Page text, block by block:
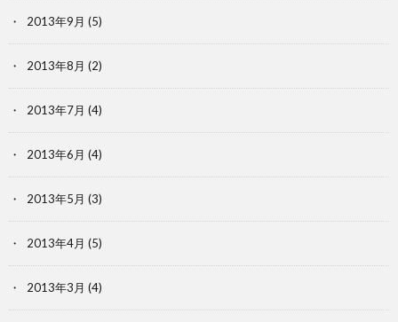
2013年9月 (5)
2013年8月 (2)
2013年7月 (4)
2013年6月 (4)
2013年5月 (3)
2013年4月 (5)
2013年3月 (4)